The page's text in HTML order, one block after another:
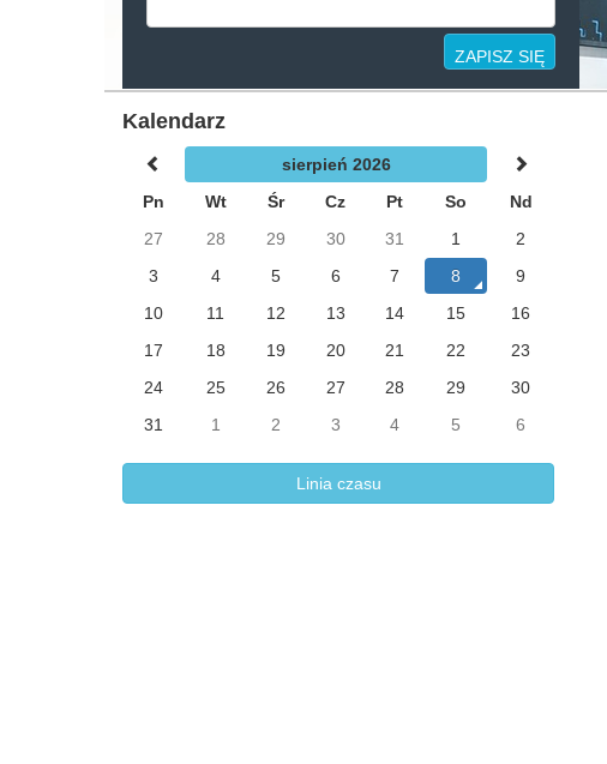
ZAPISZ SIĘ
Kalendarz
sierpień 2026
Pn
Wt Śr Cz Pt So
Nd
27
28 29 30 31 1
2
3
4 5 6 7 8
9
10
11 12 13 14 15
16
17
18 19 20 21 22
23
24
25 26 27 28 29
30
31
1 2 3 4 5 6
Linia czasu